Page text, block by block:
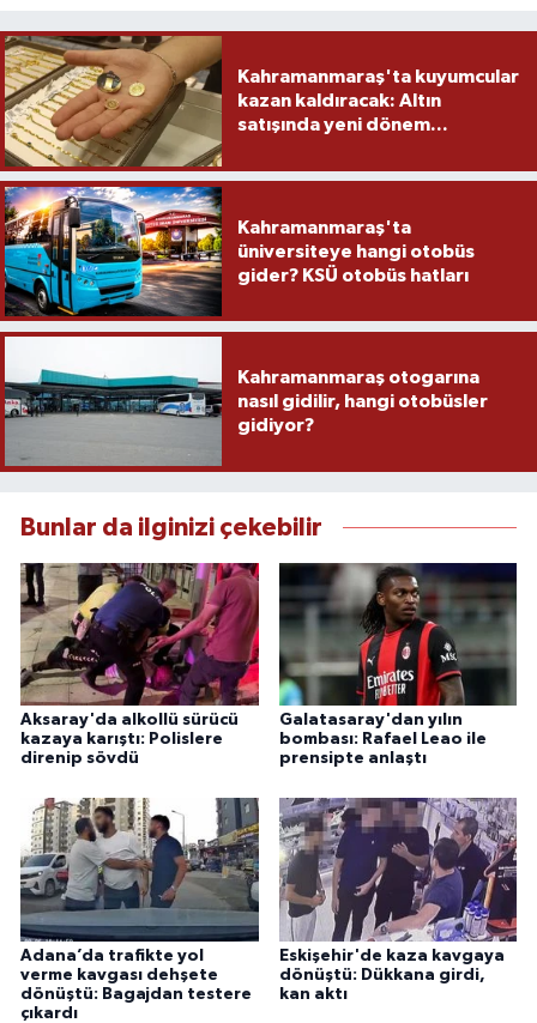
Kahramanmaraş'ta kuyumcular
kazan kaldıracak: Altın
satışında yeni dönem...
Kahramanmaraş'ta
üniversiteye hangi otobüs
gider? KSÜ otobüs hatları
Kahramanmaraş otogarına
nasıl gidilir, hangi otobüsler
gidiyor?
Bunlar da ilginizi çekebilir
Aksaray'da alkollü sürücü
kazaya karıştı: Polislere
direnip sövdü
Galatasaray'dan yılın
bombası: Rafael Leao ile
prensipte anlaştı
Adana’da trafikte yol
verme kavgası dehşete
dönüştü: Bagajdan testere
çıkardı
Eskişehir'de kaza kavgaya
dönüştü: Dükkana girdi,
kan aktı